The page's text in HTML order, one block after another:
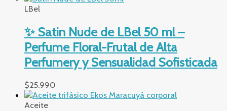
LBel
✨ Satin Nude de LBel 50 ml –
Perfume Floral-Frutal de Alta
Perfumery y Sensualidad Sofisticada
$25.990
Aceite